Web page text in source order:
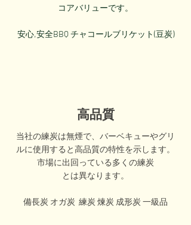
コアバリューです。
安心,安全BBQ チャコールブリケット(豆炭)
高品質
当社の練炭は無煙で、バーベキューやグリ
ルに使用すると高品質の特性を示します。
市場に出回っている多くの練炭
とは異な ります。
備長炭 オガ炭 練炭 煉炭 成形炭 一級品